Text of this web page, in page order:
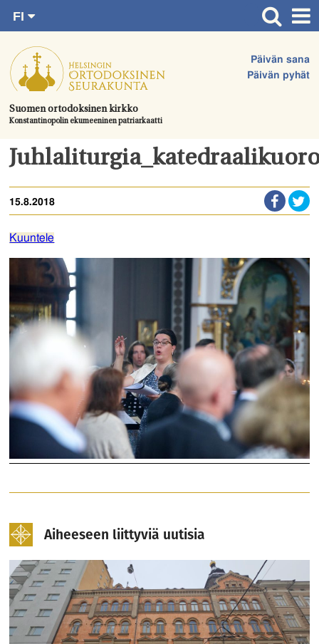
suoraan
sisältöön.
Suomen ortodoksinen kirkko
Konstantinopolin ekumeeninen patriarkaatti
Päivän sana
Päivän pyhät
FI
SV
EN
UA
Etusivu
Ajankohtaista
Juhlat & toimitukset
Kirkot
Tule mukaan
Hautausmaa
Yhteystiedot
15.8.2018
Kuuntele
Aiheeseen liittyviä uutisia